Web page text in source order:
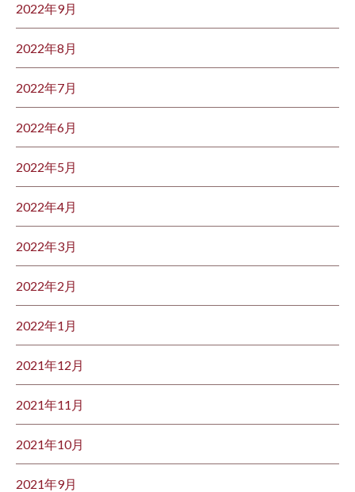
2022年9月
2022年8月
2022年7月
2022年6月
2022年5月
2022年4月
2022年3月
2022年2月
2022年1月
2021年12月
2021年11月
2021年10月
2021年9月